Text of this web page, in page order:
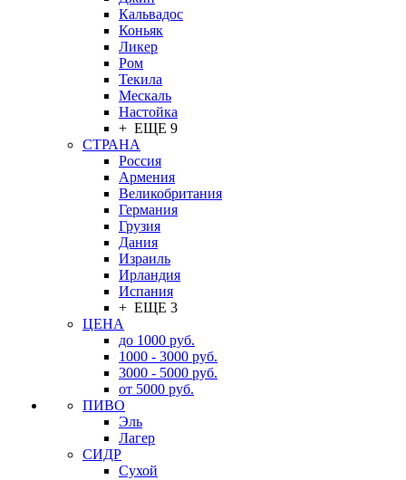
Кальвадос
Коньяк
Ликер
Ром
Текила
Мескаль
Настойка
+ ЕЩЕ 9
СТРАНА
Россия
Армения
Великобритания
Германия
Грузия
Дания
Израиль
Ирландия
Испания
+ ЕЩЕ 3
ЦЕНА
до 1000 руб.
1000 - 3000 руб.
3000 - 5000 руб.
от 5000 руб.
ПИВО
Эль
Лагер
СИДР
Сухой